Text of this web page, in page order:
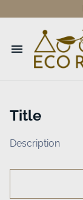
Home
Catalogo
Collezioni
Title
Description